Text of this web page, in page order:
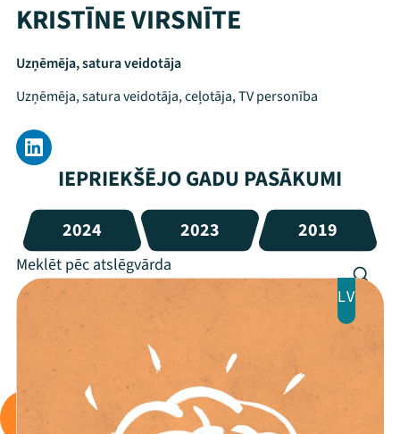
KRISTĪNE VIRSNĪTE
Uzņēmēja, satura veidotāja
Uzņēmēja, satura veidotāja, ceļotāja, TV personība
IEPRIEKŠĒJO GADU PASĀKUMI
2024 2023 2019
LV